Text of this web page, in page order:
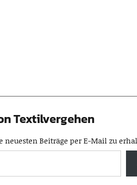
Textilvergehen
Beiträge per E-Mail zu